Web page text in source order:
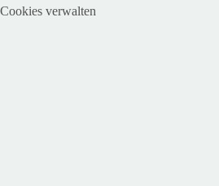
Cookies verwalten